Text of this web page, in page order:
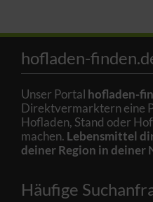
hofladen-
Unser Portal hofladen-
Direktvermarktern eine
Hofladen, Stand oder
machen. Lebensmittel
deiner Region in deiner
Häufige